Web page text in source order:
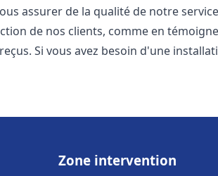
assurer de la qualité de notre
de nos clients, comme en
Si vous avez besoin d'une
Zone intervention